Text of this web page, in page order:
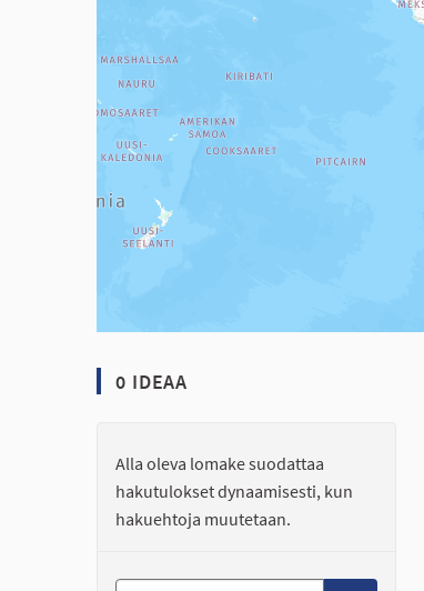
0 IDEAA
Alla oleva lomake suodattaa
hakutulokset dynaamisesti, kun
hakuehtoja muutetaan.